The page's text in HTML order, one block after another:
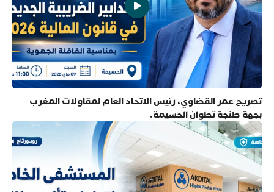
تصريح عمر القضاوي، رئيس الاتحاد العام لمقاولات المغرب
بجهة طنجة تطوان الحسيمة.